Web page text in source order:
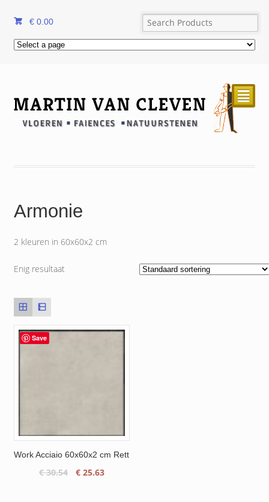
€ 0.00
²
Armonie
2 kleuren in 60x60x2 cm
Enig resultaat
Save
Work Acciaio 60x60x2 cm Rett
€30.54
Oorspronkelijke
€25.63Huidige